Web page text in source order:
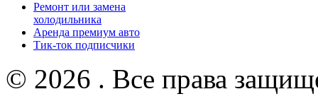
Ремонт или замена
холодильника
Аренда премиум авто
Тик-ток подписчики
© 2026 . Все права